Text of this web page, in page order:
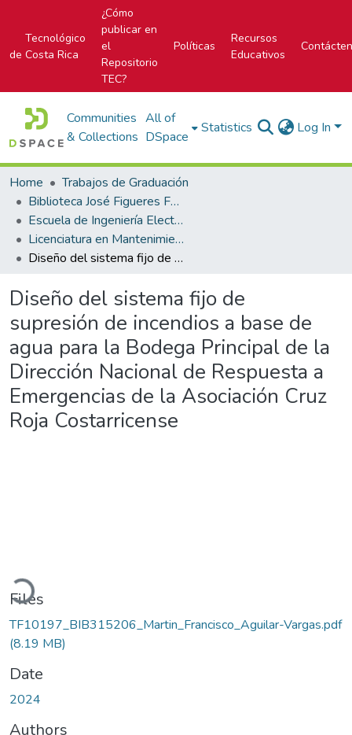
Tecnológico
de Costa Rica
¿Cómo
publicar en
el
Repositorio
TEC?
Políticas
Recursos
Educativos
Communities
& Collections
All of
DSpace
Statistics Log In
Home
Trabajos de Graduación
Biblioteca José Figueres Ferrer
Escuela de Ingeniería Electromecánica
Licenciatura en Mantenimiento Industrial
Diseño del sistema fijo de supresión de incendios a base de agua para la Bodega Principal de la Dirección Nacional de Respuesta a Emergencias de la Asociación Cruz Roja Costarricense
Diseño del sistema fijo de
supresión de incendios a base de
agua para la Bodega Principal de la
Dirección Nacional de Respuesta a
Emergencias de la Asociación Cruz
Roja Costarricense
Loading...
Files
TF10197_BIB315206_Martin_Francisco_Aguilar-Vargas.pdf
(8.19 MB)
Date
2024
Authors